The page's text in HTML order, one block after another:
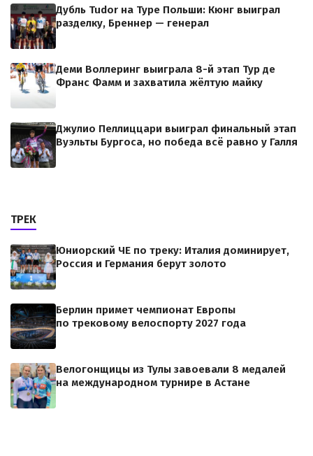
Дубль Tudor на Туре Польши: Кюнг выиграл
разделку, Бреннер — генерал
Деми Воллеринг выиграла 8-й этап Тур де
Франс Фамм и захватила жёлтую майку
Джулио Пеллиццари выиграл финальный этап
Вуэльты Бургоса, но победа всё равно у Галля
ТРЕК
Юниорский ЧЕ по треку: Италия доминирует,
Россия и Германия берут золото
Берлин примет чемпионат Европы
по трековому велоспорту 2027 года
Велогонщицы из Тулы завоевали 8 медалей
на международном турнире в Астане